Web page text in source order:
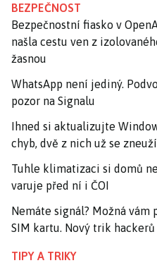
BEZPEČNOST
Bezpečnostní fiasko v
našla cestu ven z
žasnou
WhatsApp není jediný.
pozor na Signalu
Ihned si aktualizujte
chyb, dvě z nich už se
Tuhle klimatizaci si domů
varuje před ní i ČOI
Nemáte signál? Možná vám
SIM kartu. Nový trik
TIPY A TRIKY